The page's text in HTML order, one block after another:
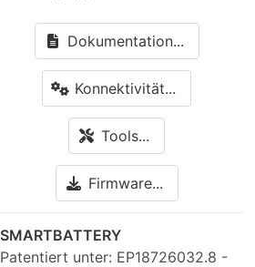
Dokumentation...
Konnektivität...
Tools...
Firmware...
SMARTBATTERY
Patentiert unter: EP18726032.8 -